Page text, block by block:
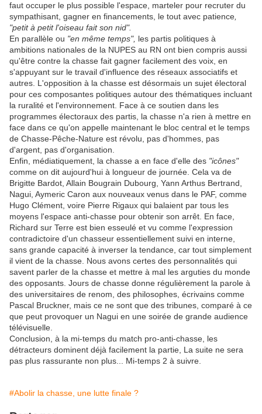
faut occuper le plus possible l'espace, marteler pour recruter du
sympathisant, gagner en financements, le tout avec patience
"petit à petit l'oiseau fait son nid".
En parallèle ou "en même temps", les partis politiques à
ambitions nationales de la NUPES au RN ont bien compris aussi
qu'être contre la chasse fait gagner facilement des voix, en
s'appuyant sur le travail d'influence des réseaux associatifs et
autres. L'opposition à la chasse est désormais un sujet électoral
pour ces composantes politiques autour des thématiques incluant
la ruralité et l'environnement. Face à ce soutien dans les
programmes électoraux des partis, la chasse n'a rien à mettre en
face dans ce qu'on appelle maintenant le bloc central et le temps
de Chasse-Pêche-Nature est révolu, pas d'hommes, pas
d'argent, pas d'organisation.
Enfin, médiatiquement, la chasse a en face d'elle des "icônes"
comme on dit aujourd'hui à longueur de journée. Cela va de
Brigitte Bardot, Allain Bougrain Dubourg, Yann Arthus Bertrand,
Nagui, Aymeric Caron aux nouveaux venus dans le PAF, comme
Hugo Clément, voire Pierre Rigaux qui balaient par tous les
moyens l'espace anti-chasse pour obtenir son arrêt. En face,
Richard sur Terre est bien esseulé et vu comme l'expression
contradictoire d'un chasseur essentiellement suivi en interne,
sans grande capacité à inverser la tendance, car tout simplement
il vient de la chasse. Nous avons certes des personnalités qui
savent parler de la chasse et mettre à mal les arguties du monde
des opposants. Jours de chasse donne régulièrement la parole à
des universitaires de renom, des philosophes, écrivains comme
Pascal Bruckner, mais ce ne sont que des tribunes, comparé à ce
que peut provoquer un Nagui en une soirée de grande audience
télévisuelle.
Conclusion, à la mi-temps du match pro-anti-chasse, les
détracteurs dominent déjà facilement la partie, La suite ne sera
pas plus rassurante non plus... Mi-temps 2 à suivre.
#Abolir la chasse, une lutte finale ?